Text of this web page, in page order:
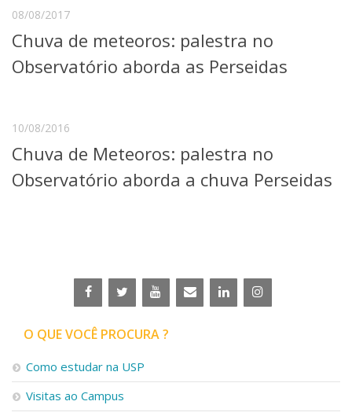
Núcleos e Comissões
Telefones e Mapas
Educação a distância
Cursos de Extensão
Pesquisa e Inovação
Empresas Juniores
Extensão à Comunidade
Projetos, Programas e Cursos
Artes, Cultura e Esportes
Museus e Espaços Interativos
Serviços
Bibliotecas
08/08/2017
Chuva de meteoros: palestra no
Observatório aborda as Perseidas
10/08/2016
Chuva de Meteoros: palestra no
Observatório aborda a chuva Perseidas
O QUE VOCÊ PROCURA ?
Como estudar na USP
Visitas ao Campus